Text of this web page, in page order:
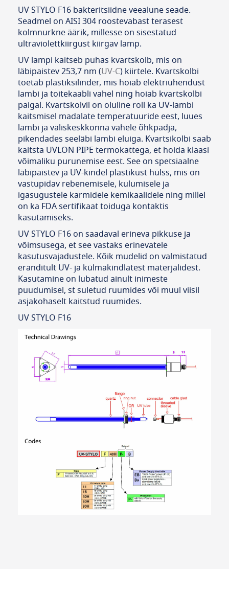
UV STYLO F16 bakteritsiidne veealune seade.
Seadmel on AISI 304 roostevabast terasest
kolmnurkne äärik, millesse on sisestatud
ultraviolettkiirgust kiirgav lamp.
UV lampi kaitseb puhas kvartskolb, mis on
läbipaistev 253,7 nm (UV-C) kiirtele. Kvartskolbi
toetab plastiksilinder, mis hoiab elektriühendust
lambi ja toitekaabli vahel ning hoiab kvartskolbi
paigal. Kvartskolvil on oluline roll ka UV-lambi
kaitsmisel madalate temperatuuride eest, luues
lambi ja väliskeskkonna vahele õhkpadja,
pikendades seeläbi lambi eluiga. Kvartsikolbi saab
kaitsta UVLON PIPE termokattega, et hoida klaasi
võimaliku purunemise eest. See on spetsiaalne
läbipaistev ja UV-kindel plastikust hülss, mis on
vastupidav rebenemisele, kulumisele ja
igasugustele karmidele kemikaalidele ning millel
on ka FDA sertifikaat toiduga kontaktis
kasutamiseks.
UV STYLO F16 on saadaval erineva pikkuse ja
võimsusega, et see vastaks erinevatele
kasutusvajadustele. Kõik mudelid on valmistatud
eranditult UV- ja külmakindlatest materjalidest.
Kasutamine on lubatud ainult inimeste
puudumisel, st suletud ruumides või muul viisil
asjakohaselt kaitstud ruumides.
UV STYLO F16